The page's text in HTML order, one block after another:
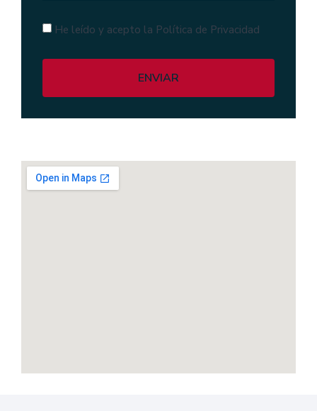
He leído y acepto la Política de Privacidad
ENVIAR